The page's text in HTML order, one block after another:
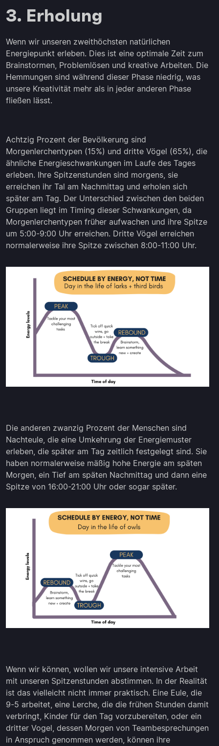
3. Erholung
Wenn wir unseren zweithöchsten natürlichen
Energiepunkt erleben. Dies ist eine optimale Zeit zum
Brainstormen, Problemlösen und kreative Arbeiten. Die
Hemmungen sind während dieser Phase niedrig, was
unsere Kreativität mehr als in jeder anderen Phase
fließen lässt.
Achtzig Prozent der Bevölkerung sind
Morgenlerchentypen (15%) und dritte Vögel (65%), die
ähnliche Energieschwankungen im Laufe des Tages
erleben. Ihre Spitzenstunden sind morgens, sie
erreichen ihr Tal am Nachmittag und erholen sich
später am Tag. Der Unterschied zwischen den beiden
Gruppen liegt im Timing dieser Schwankungen, da
Morgenlerchentypen früher aufwachen und ihre Spitze
um 5:00-9:00 Uhr erreichen. Dritte Vögel erreichen
normalerweise ihre Spitze zwischen 8:00-11:00 Uhr.
Die anderen zwanzig Prozent der Menschen sind
Nachteule, die eine Umkehrung der Energiemuster
erleben, die später am Tag zeitlich festgelegt sind. Sie
haben normalerweise mäßig hohe Energie am späten
Morgen, ein Tief am späten Nachmittag und dann eine
Spitze von 16:00-21:00 Uhr oder sogar später.
Wenn wir können, wollen wir unsere intensive Arbeit
mit unseren Spitzenstunden abstimmen. In der Realität
ist das vielleicht nicht immer praktisch. Eine Eule, die
9-5 arbeitet, eine Lerche, die die frühen Stunden damit
verbringt, Kinder für den Tag vorzubereiten, oder ein
dritter Vogel, dessen Morgen von Teambesprechungen
in Anspruch genommen werden, können ihre